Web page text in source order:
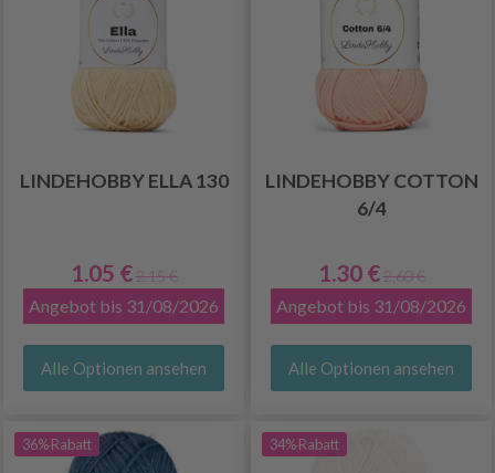
LINDEHOBBY ELLA 130
1.05 € 2.15 €
Angebot bis 31/08/2026
Alle Optionen ansehen
LINDEHOBBY COTTON
6/4
1.30 € 2.60 €
Angebot bis 31/08/2026
Alle Optionen ansehen
36% Rabatt 34% Rabatt